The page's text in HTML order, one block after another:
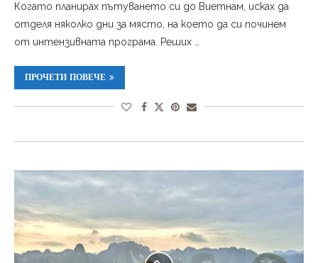
Когато планирах пътуването си до Виетнам, исках да
отделя няколко дни за място, на което да си починем
от интензивната програма. Реших …
ПРОЧЕТИ ПОВЕЧЕ